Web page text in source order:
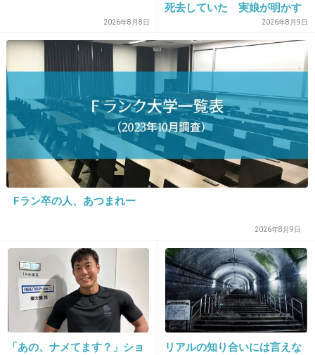
+31
何したらそんなに仕事貰えるの？
+43 -1
17. 匿名2013/04/28(日) 21:41:59
2026年8月8日
死去していた 実娘が明かす
「毒母」の素顔と空白の晩年
2026年8月9日
Fラン卒の人、あつまれー
2026年8月9日
「あの、ナメてます？」ショ
リアルの知り合いには言えな